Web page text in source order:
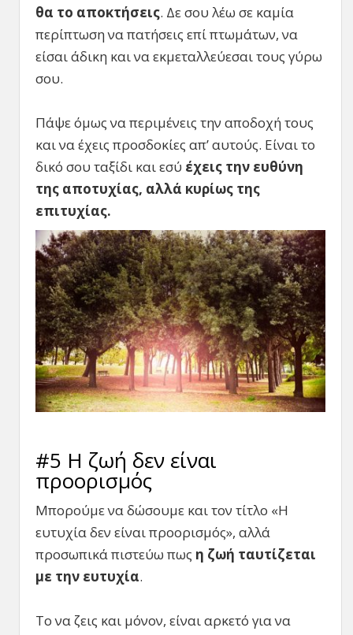
θα το αποκτήσεις. Δε σου λέω σε καμία
περίπτωση να πατήσεις επί πτωμάτων, να
είσαι άδικη και να εκμεταλλεύεσαι τους γύρω
σου.
Πάψε όμως να περιμένεις την αποδοχή τους
και να έχεις προσδοκίες απ’ αυτούς. Είναι το
δικό σου ταξίδι και εσύ έχεις την ευθύνη
της αποτυχίας, αλλά κυρίως της
επιτυχίας.
#5 Η ζωή δεν είναι
προορισμός
Μπορούμε να δώσουμε και τον τίτλο «Η
ευτυχία δεν είναι προορισμός», αλλά
προσωπικά πιστεύω πως η ζωή ταυτίζεται
με την ευτυχία.
Το να ζεις και μόνον, είναι αρκετό για να